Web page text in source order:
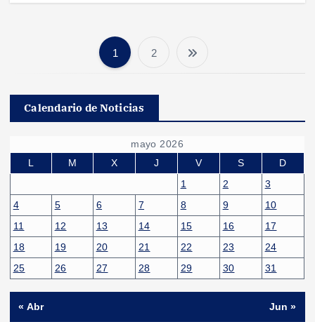
a
g
i
n
a
c
1 2
Calendario de Noticias
mayo 2026
L
M X J V S
D
1
2
3
4
5 6 7 8 9
10
11
12 13 14 15 16
17
18
19 20 21 22 23
24
25
26 27 28 29 30 31
« Abr Jun »